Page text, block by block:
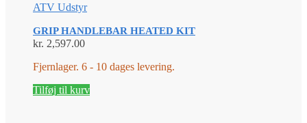
ATV Udstyr
GRIP HANDLEBAR HEATED KIT
kr. 2,597.00
Fjernlager. 6 - 10 dages levering.
Tilføj til kurv